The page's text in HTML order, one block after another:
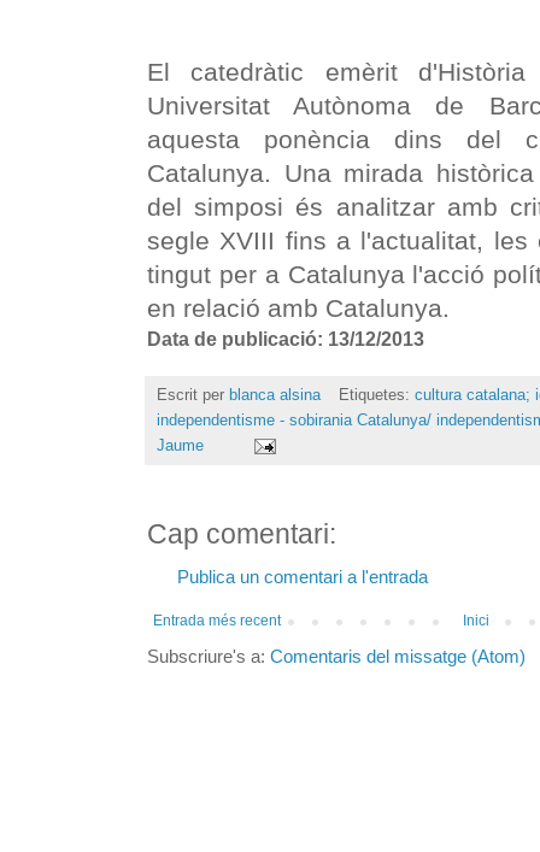
El catedràtic emèrit
Universitat Autònoma de
aquesta ponència dins del
Catalunya. Una mirada
del simposi és analitzar amb
segle XVIII fins a l'actualitat, les
tingut per a Catalunya l'acció
en relació amb Catalunya.
Data de publicació: 13/12/2013
Escrit per blanca alsina Etiquetes: cultura catalana;
independentisme - sobirania Catalunya/
Jaume
Cap comentari:
Publica un comentari a l'entrada
Entrada més recent Inici
Subscriure's a: Comentaris del missatge (Atom)